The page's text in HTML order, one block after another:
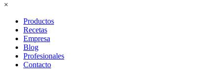
×
Productos
Recetas
Empresa
Blog
Profesionales
Contacto